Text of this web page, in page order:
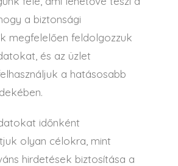
a biztonsági
megfelelően feldolgozzuk
és az üzlet
a hatásosabb
időnként
olyan célokra, mint
hirdetések biztosítása a